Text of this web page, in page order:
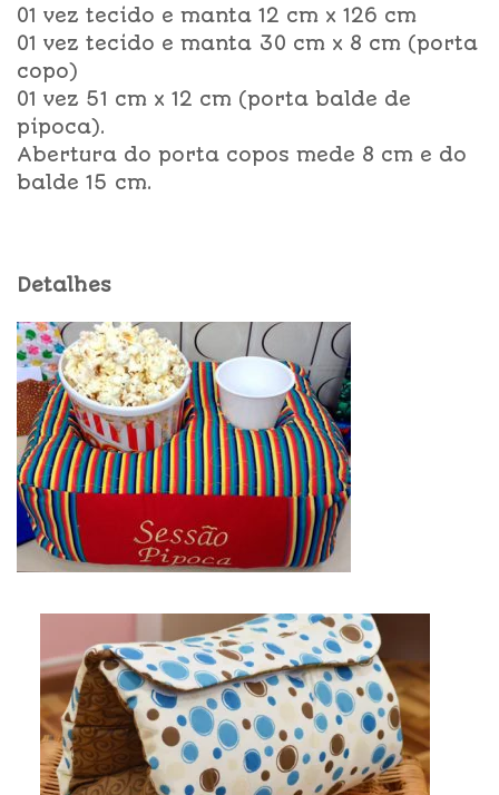
01 vez tecido e manta 12 cm x 126 cm
01 vez tecido e manta 30 cm x 8 cm (porta
copo)
01 vez 51 cm x 12 cm (porta balde de
pipoca).
Abertura do porta copos mede 8 cm e do
balde 15 cm.
Detalhes